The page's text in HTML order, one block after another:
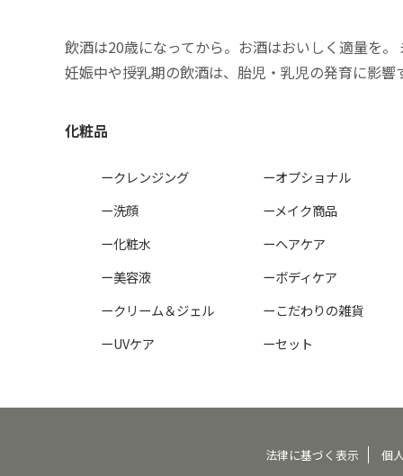
飲酒は20歳になってから。お酒はおいしく適量を
妊娠中や授乳期の飲酒は、胎児・乳児の発育に影
化粧品
ークレンジング
ー洗顔
ー化粧水
ー美容液
ークリーム＆ジェル
ーUVケア
ーオプショナル
ーメイク商品
ーヘアケア
ーボディケア
ーこだわりの雑貨
ーセット
法律に基づく表示 個